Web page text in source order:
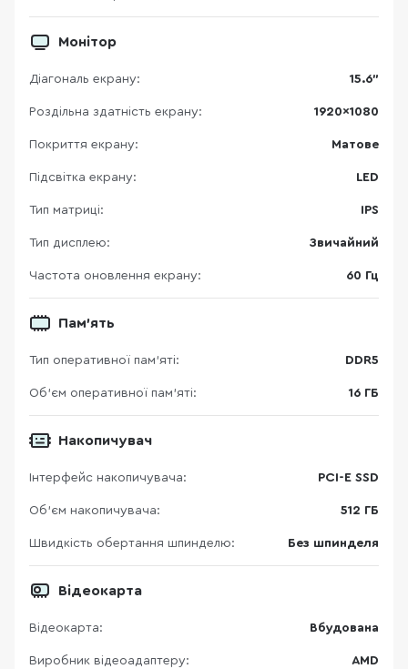
Монітор
Діагональ екрану: 15.6"
Роздільна здатність екрану: 1920×1080
Покриття екрану: Матове
Підсвітка екрану: LED
Тип матриці: IPS
Тип дисплею: Звичайний
Частота оновлення екрану: 60 Гц
Пам’ять
Тип оперативної пам’яті: DDR5
Об’єм оперативної пам’яті: 16 ГБ
Накопичувач
Інтерфейс накопичувача: PCI-E SSD
Об'єм накопичувача: 512 ГБ
Швидкість обертання шпинделю: Без шпинделя
Відеокарта
Відеокарта: Вбудована
Виробник відеоадаптеру: AMD